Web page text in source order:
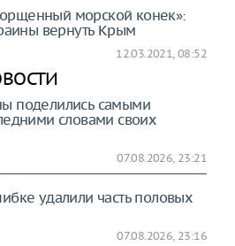
морской конек»:
вернуть Крым
12.03.2021, 08:52
поделились самыми
словами своих
07.08.2026, 23:21
удалили часть половых
07.08.2026, 23:16